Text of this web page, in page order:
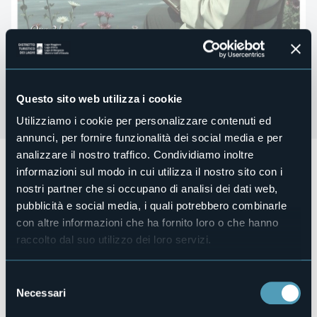
Questo sito web utilizza i cookie
Utilizziamo i cookie per personalizzare contenuti ed
annunci, per fornire funzionalità dei social media e per
analizzare il nostro traffico. Condividiamo inoltre
informazioni sul modo in cui utilizza il nostro sito con i
nostri partner che si occupano di analisi dei dati web,
pubblicità e social media, i quali potrebbero combinarle
con altre informazioni che ha fornito loro o che hanno
raccolto dal suo utilizzo dei loro servizi.
delNecessari
Allegro Maestoso - Saison 2025
Venerdì 2 maggio 2025 ore 17:00 e ore 21:00
Chopin e il Pianoforte Pleyel 1842
Entrata libera
Organizzatore
Grand Hotel Majestic